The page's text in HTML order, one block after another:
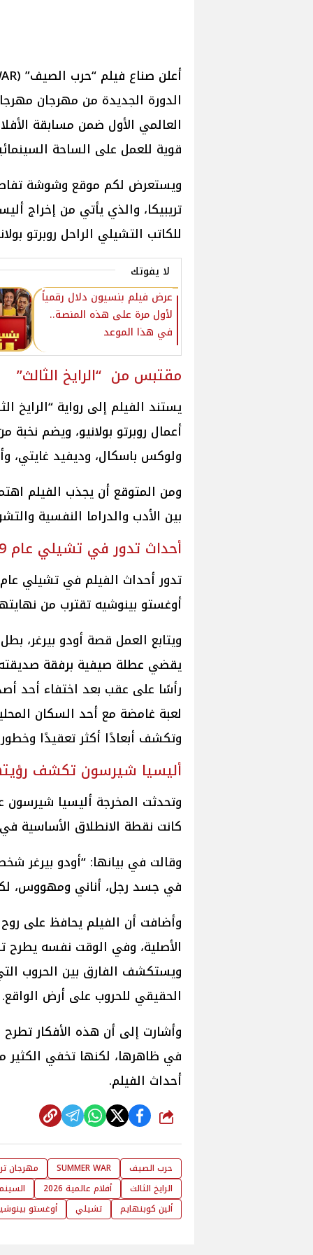
الدورة الجديدة من مهرجان
العالمي الأول ضمن مسابقة
قوية للعمل على الساحة
ويستعرض لكم موقع وشوشة
تريبيكا، والذي يأتي من إخراج
للكاتب التشيلي الراحل روبرتو
لا يفوتك
عرض فيلم بنسيون دلال رقمياً
لأول مرة على هذه المنصة..
في هذا الموعد
مقتبس من “الرايخ الثالث”
أعمال روبرتو بولانيو، ويضم نخبة
ولوكس باسكال، وديفيد غايتي،
ومن المتوقع أن يجذب الفيلم
بين الأدب والدراما النفسية
أحداث تدور في تشيلي عام 1989
أوغستو بينوشيه تقترب من
ويتابع العمل قصة أودو بيرغر،
يقضي عطلة صيفية برفقة
رأسًا على عقب بعد اختفاء أحد
لعبة غامضة مع أحد السكان
وتكشف أبعادًا أكثر تعقيدًا
أليسيا شيرسون تكشف
وتحدثت المخرجة أليسيا شيرسون
كانت نقطة الانطلاق الأساسية في
وقالت في بيانها: “أودو بيرغر
في جسد رجل، أناني ومهووس،
وأضافت أن الفيلم يحافظ على
الأصلية، وفي الوقت نفسه يطرح
ويستكشف الفارق بين الحروب
الحقيقي للحروب على أرض الواقع.
وأشارت إلى أن هذه الأفكار
في ظاهرها، لكنها تخفي الكثير
أحداث الفيلم.
شارك
حرب الصيف SUMMER WAR
مهرجان
الرايخ الثالث
أفلام عالمية 2026
ألين كوبنهايم
تشيلي أوغستو